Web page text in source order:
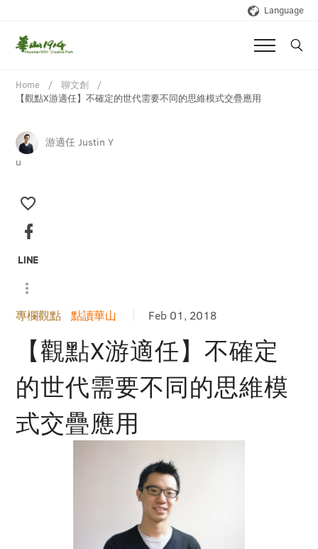
Language
Home
聊文創
【觀點X游適任】不確定的世代需要不同的思維模式交疊應用
游適任 Justin Y
u
專欄觀點 點讀華山 Feb 01, 2018
【觀點X游適任】不確定
的世代需要不同的思維模
式交疊應用